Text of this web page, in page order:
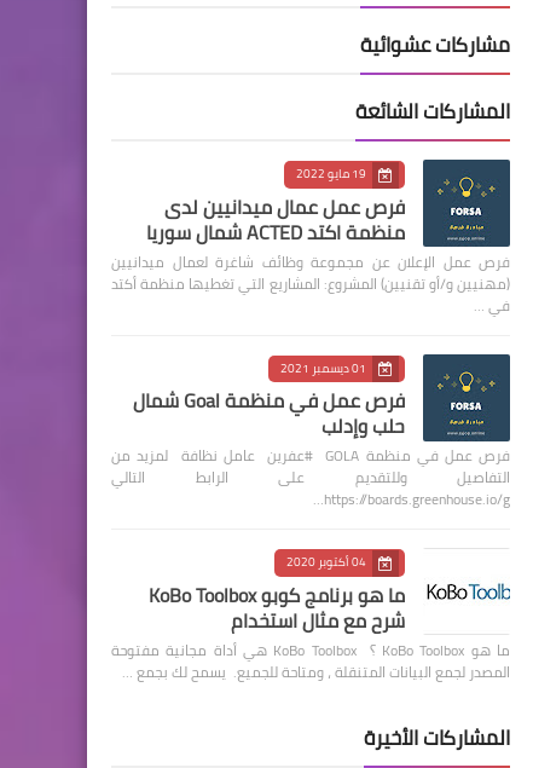
مشاركات عشوائية
المشاركات الشائعة
19 مايو 2022
فرص عمل عمال ميدانيين لدى
منظمة اكتد ACTED شمال سوريا
فرص عمل الإعلان عن مجموعة وظائف شاغرة لعمال ميدانيين
(مهنيين و/أو تقنيين) المشروع: المشاريع التي تغطيها منظمة أكتد
في …
01 ديسمبر 2021
فرص عمل في منظمة Goal شمال
حلب وإدلب
فرص عمل في منظمة GOLA #عفرين عامل نظافة لمزيد من
التفاصيل وللتقديم على الرابط التالي
https://boards.greenhouse.io/g…
04 أكتوبر 2020
ما هو برنامج كوبو KoBo Toolbox
شرح مع مثال استخدام
ما هو KoBo Toolbox ؟ KoBo Toolbox هي أداة مجانية مفتوحة
المصدر لجمع البيانات المتنقلة ، ومتاحة للجميع. يسمح لك بجمع …
المشاركات الأخيرة